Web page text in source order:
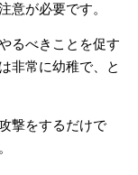
意が必要です。
るべきことを促す
非常に幼稚で、と
撃をするだけで